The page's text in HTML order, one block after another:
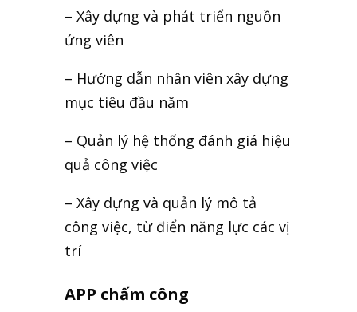
– Xây dựng và phát triển nguồn
ứng viên
– Hướng dẫn nhân viên xây dựng
mục tiêu đầu năm
– Quản lý hệ thống đánh giá hiệu
quả công việc
– Xây dựng và quản lý mô tả
công việc, từ điển năng lực các vị
trí
APP chấm công